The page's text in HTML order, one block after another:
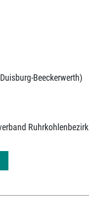
Beeckerwerth)
Ruhrkohlenbezirk